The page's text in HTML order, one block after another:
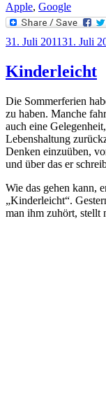
Apple, Google
Veröffentlicht
31. Juli 201131. Juli
Kinderleicht
Die Sommerferien
zu haben. Manche
auch eine
Lebenshaltung
Denken einzuüben,
und über das er
Wie das gehen kann,
„Kinderleicht“.
man ihm zuhört, stellt